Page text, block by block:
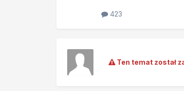
423
Ten temat został